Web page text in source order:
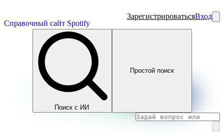
Справочный сайт Spotify
ЗарегистрироватьсяВход
Поиск с ИИ
Простой поиск